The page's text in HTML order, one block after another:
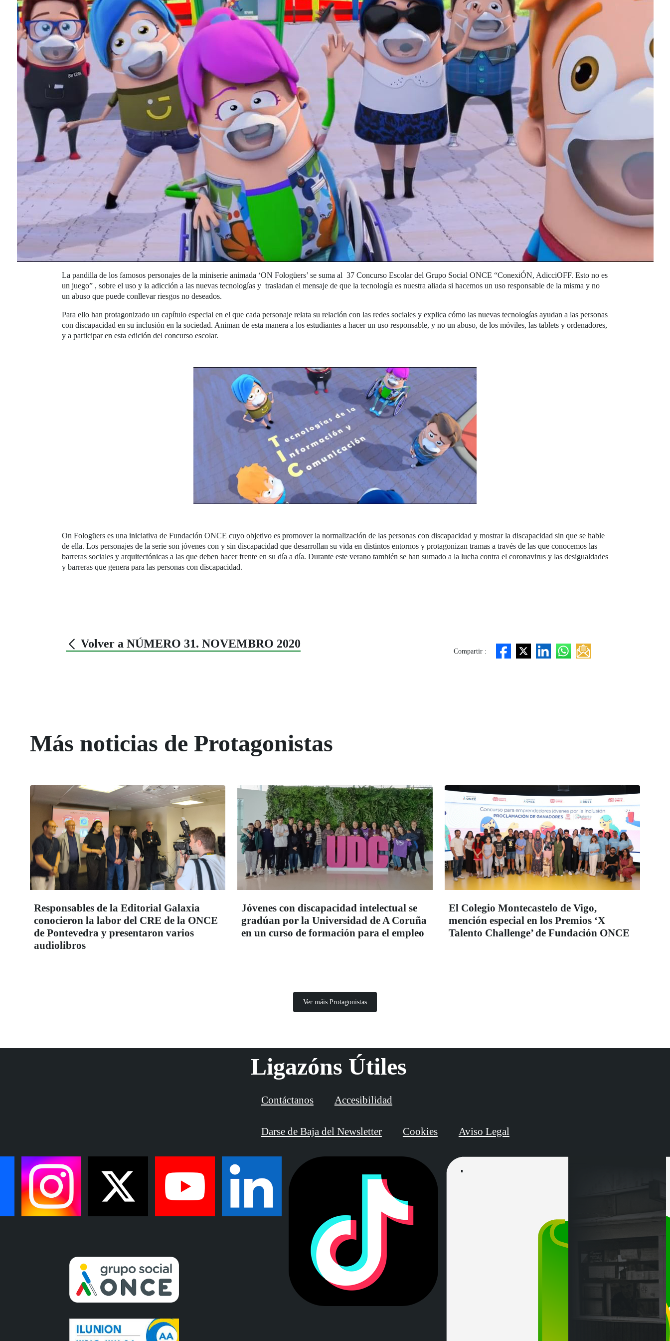
La pandilla de los famosos personajes de la miniserie animada ‘ON Fologüers’ se suma al 37 Concurso Escolar del Grupo Social ONCE “ConexiÓN, AdicciOFF. Esto no es
un juego” , sobre el uso y la adicción a las nuevas tecnologías y trasladan el mensaje de que la tecnología es nuestra aliada si hacemos un uso responsable de la misma y no
un abuso que puede conllevar riesgos no deseados.
Para ello han protagonizado un capítulo especial en el que cada personaje relata su relación con las redes sociales y explica cómo las nuevas tecnologías ayudan a las personas
con discapacidad en su inclusión en la sociedad. Animan de esta manera a los estudiantes a hacer un uso responsable, y no un abuso, de los móviles, las tablets y ordenadores,
y a participar en esta edición del concurso escolar.
On Fologüers es una iniciativa de Fundación ONCE cuyo objetivo es promover la normalización de las personas con discapacidad y mostrar la discapacidad sin que se hable
de ella. Los personajes de la serie son jóvenes con y sin discapacidad que desarrollan su vida en distintos entornos y protagonizan tramas a través de las que conocemos las
barreras sociales y arquitectónicas a las que deben hacer frente en su día a día. Durante este verano también se han sumado a la lucha contra el coronavirus y las desigualdades
y barreras que genera para las personas con discapacidad.
Volver a NÚMERO 31. NOVEMBRO 2020
Compartir :
Más noticias de Protagonistas
Responsables de la Editorial Galaxia
conocieron la labor del CRE de la ONCE
de Pontevedra y presentaron varios
audiolibros
Jóvenes con discapacidad intelectual se
gradúan por la Universidad de A Coruña
en un curso de formación para el empleo
El Colegio Montecastelo de Vigo,
mención especial en los Premios ‘X
Talento Challenge’ de Fundación ONCE
Ver máis Protagonistas
Ligazóns Útiles
Contáctanos Accesibilidad
Darse de Baja del Newsletter Cookies Aviso Legal